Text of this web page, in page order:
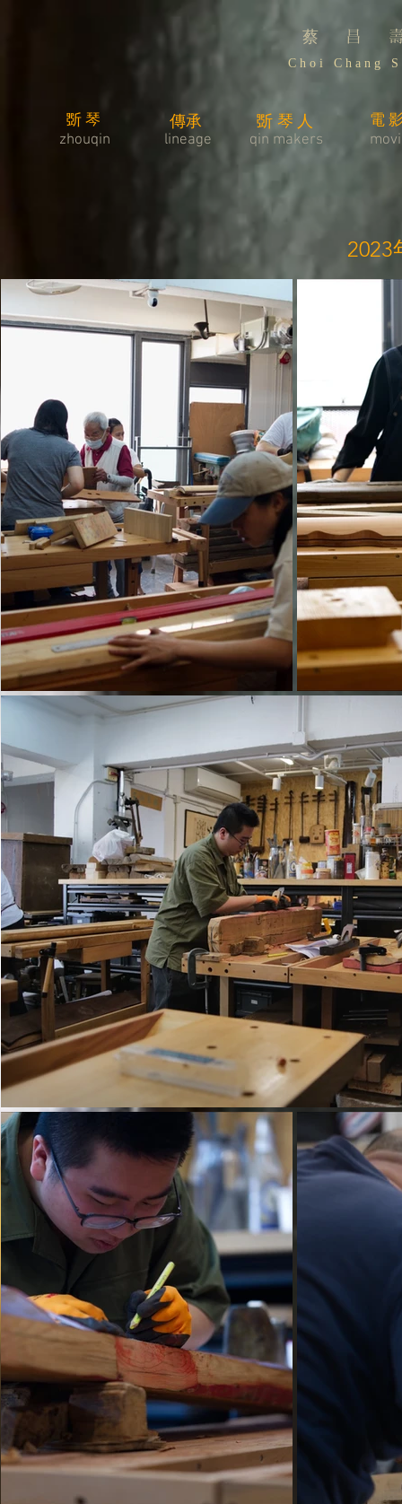
蔡 昌
C h o i C h a n g
斲琴 傳承 斲琴人
電
zhouqin
lineage ​qin makers